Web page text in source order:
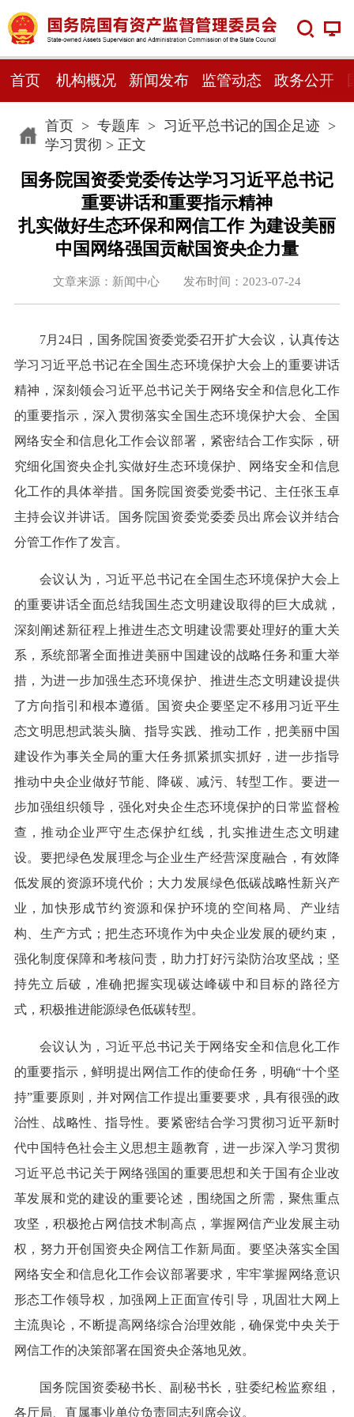
首页 机构概况 新闻发布 监管动态 政务公开
首页> 专题库> 习近平总书记的国企足迹>
学习贯彻 > 正文
国务院国资委党委传达学习习近平总书记
重要讲话和重要指示精神
扎实做好生态环保和网信工作 为建设美丽
中国网络强国贡献国资央企力量
文章来源：新闻中心 发布时间：2023-07-24
7月24日，国务院国资委党委召开扩大会议，认真传达
学习习近平总书记在全国生态环境保护大会上的重要讲话
精神，深刻领会习近平总书记关于网络安全和信息化工作
的重要指示，深入贯彻落实全国生态环境保护大会、全国
网络安全和信息化工作会议部署，紧密结合工作实际，研
究细化国资央企扎实做好生态环境保护、网络安全和信息
化工作的具体举措。国务院国资委党委书记、主任张玉卓
主持会议并讲话。国务院国资委党委委员出席会议并结合
分管工作作了发言。
会议认为，习近平总书记在全国生态环境保护大会上
的重要讲话全面总结我国生态文明建设取得的巨大成就，
深刻阐述新征程上推进生态文明建设需要处理好的重大关
系，系统部署全面推进美丽中国建设的战略任务和重大举
措，为进一步加强生态环境保护、推进生态文明建设提供
了方向指引和根本遵循。国资央企要坚定不移用习近平生
态文明思想武装头脑、指导实践、推动工作，把美丽中国
建设作为事关全局的重大任务抓紧抓实抓好，进一步指导
推动中央企业做好节能、降碳、减污、转型工作。要进一
步加强组织领导，强化对央企生态环境保护的日常监督检
查，推动企业严守生态保护红线，扎实推进生态文明建
设。要把绿色发展理念与企业生产经营深度融合，有效降
低发展的资源环境代价；大力发展绿色低碳战略性新兴产
业，加快形成节约资源和保护环境的空间格局、产业结
构、生产方式；把生态环境作为中央企业发展的硬约束，
强化制度保障和考核问责，助力打好污染防治攻坚战；坚
持先立后破，准确把握实现碳达峰碳中和目标的路径方
式，积极推进能源绿色低碳转型。
会议认为，习近平总书记关于网络安全和信息化工作
的重要指示，鲜明提出网信工作的使命任务，明确“十个坚
持”重要原则，并对网信工作提出重要要求，具有很强的政
治性、战略性、指导性。要紧密结合学习贯彻习近平新时
代中国特色社会主义思想主题教育，进一步深入学习贯彻
习近平总书记关于网络强国的重要思想和关于国有企业改
革发展和党的建设的重要论述，围绕国之所需，聚焦重点
攻坚，积极抢占网信技术制高点，掌握网信产业发展主动
权，努力开创国资央企网信工作新局面。要坚决落实全国
网络安全和信息化工作会议部署要求，牢牢掌握网络意识
形态工作领导权，加强网上正面宣传引导，巩固壮大网上
主流舆论，不断提高网络综合治理效能，确保党中央关于
网信工作的决策部署在国资央企落地见效。
国务院国资委秘书长、副秘书长，驻委纪检监察组，
各厅局、直属事业单位负责同志列席会议。